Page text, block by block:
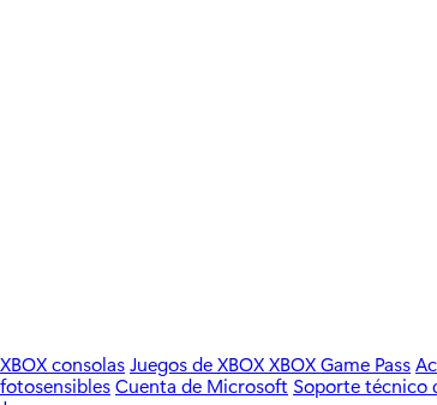
XBOX consolasJuegos de XBOXXBOX Game Pass
fotosensiblesCuenta de Microsoft Soporte técnico